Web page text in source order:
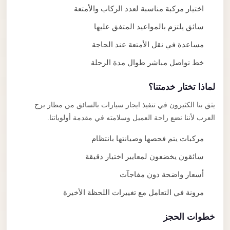
اختيار مركبة مناسبة لعدد الركاب والأمتعة
سائق يلتزم بالمواعيد المتفق عليها
مساعدة في نقل الأمتعة عند الحاجة
خط تواصل مباشر طوال مدة الرحلة
لماذا تختار خدمتنا؟
يثق بنا الكثيرون في تنفيذ ايجار سيارات بالسائق من مطار برج
العرب لأننا نضع راحة العميل وسلامته في مقدمة أولوياتنا.
مركبات يتم فحصها وصيانتها بانتظام
سائقون يخضعون لمعايير اختيار دقيقة
أسعار واضحة دون مفاجآت
مرونة في التعامل مع تغييرات اللحظة الأخيرة
خطوات الحجز